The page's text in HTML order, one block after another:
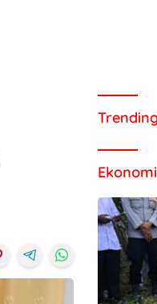
Ekonomi